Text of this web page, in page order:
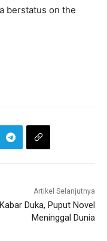
berstatus on the
Artikel Selanjutnya
Kabar Duka, Puput Novel
Meninggal Dunia